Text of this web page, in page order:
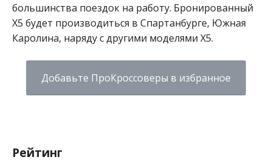
большинства поездок на работу. Бронированный
X5 будет производиться в Спартанбурге, Южная
Каролина, наряду с другими моделями X5.
Добавьте ПроКроссоверы в избранное
Рейтинг